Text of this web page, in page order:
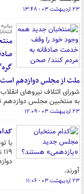
۲۳ اردیبهشت ۰۳ - ۱۳:۴۸
ملت از مجلس دوازدهم است
شورای ائتلاف نیروهای
به منتخبین مجلس
۲۳ اردیبهشت ۰۳ - ۱۲:۰۹
با
آورند.
۲۳ اردیبهشت ۰۳ - ۱۱:۰۶